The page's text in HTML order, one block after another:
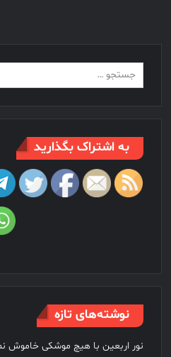
به اشتراک بگذارید
نوشته‌های تازه
نور اربعین با هیچ موشکی خاموش